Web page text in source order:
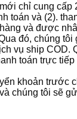
chỉ cung cấp
toán và (2).
và được
đó, chúng
vụ ship COD.
toán trực
khoản trước
chúng tôi sẽ